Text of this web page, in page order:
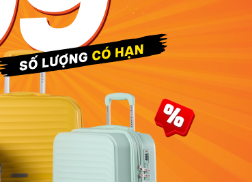
hơn. Ngoài ra, Davao còn có những lễ hội đặc
Davao vào dịp diễn ra các lễ hội sẽ giúp bạn
hóa bản địa đặc trưng và sự hiếu khách của